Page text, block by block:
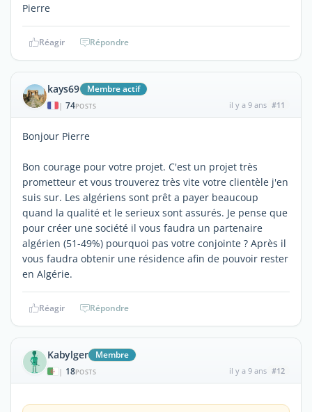
Pierre
Réagir Répondre
kays69 Membre actif
| 74POSTS il y a 9 ans #11
Bonjour Pierre
Bon courage pour votre projet. C'est un projet très
prometteur et vous trouverez très vite votre clientèle j'en
suis sur. Les algériens sont prêt a payer beaucoup
quand la qualité et le serieux sont assurés. Je pense que
pour créer une société il vous faudra un partenaire
algérien (51-49%) pourquoi pas votre conjointe ? Après il
vous faudra obtenir une résidence afin de pouvoir rester
en Algérie.
Réagir Répondre
Kabylger Membre
| 18POSTS il y a 9 ans #12